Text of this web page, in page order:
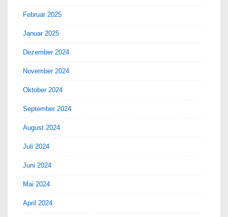
Februar 2025
Januar 2025
Dezember 2024
November 2024
Oktober 2024
September 2024
August 2024
Juli 2024
Juni 2024
Mai 2024
April 2024